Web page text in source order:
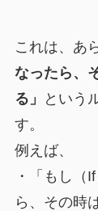
これは、あ
なったら、
る」
という
す。
例えば、
・「もし（
ら、その時